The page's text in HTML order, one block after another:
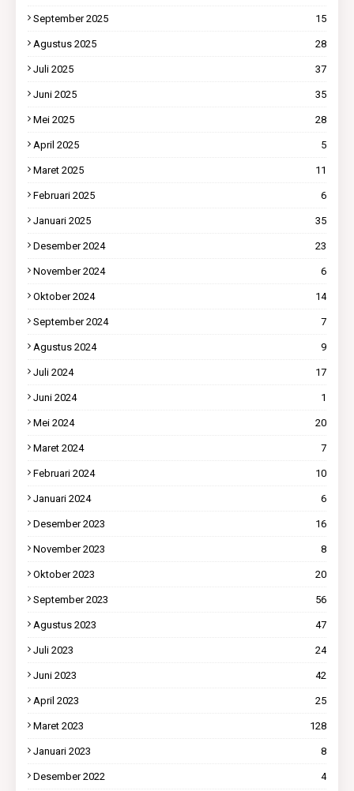
September 2025 15
Agustus 2025 28
Juli 2025 37
Juni 2025 35
Mei 2025 28
April 2025 5
Maret 2025 11
Februari 2025 6
Januari 2025 35
Desember 2024 23
November 2024 6
Oktober 2024 14
September 2024 7
Agustus 2024 9
Juli 2024 17
Juni 2024 1
Mei 2024 20
Maret 2024 7
Februari 2024 10
Januari 2024 6
Desember 2023 16
November 2023 8
Oktober 2023 20
September 2023 56
Agustus 2023 47
Juli 2023 24
Juni 2023 42
April 2023 25
Maret 2023 128
Januari 2023 8
Desember 2022 4